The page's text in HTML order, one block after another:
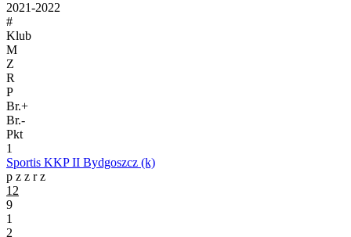
2021-2022
#
Klub
M
Z
R
P
Br.+
Br.-
Pkt
1
Sportis KKP II Bydgoszcz (k)
p z z rz
12
9
1
2